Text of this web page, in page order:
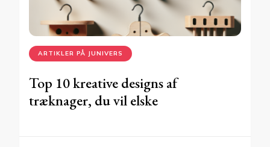
ARTIKLER PÅ JUNIVERS
Top 10 kreative designs af
træknager, du vil elske